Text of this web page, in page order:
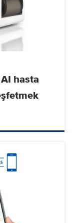
hasta